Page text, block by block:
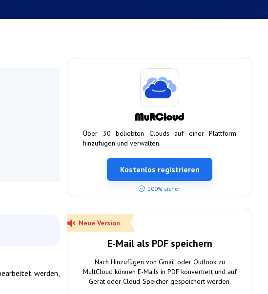
werden,
Über 30 beliebten Clouds auf einer Plattform
hinzufügen und verwalten.
Kostenlos registrieren
100% sicher
Neue Version
E-Mail als PDF speichern
Nach Hinzufügen von Gmail oder Outlook zu
MultCloud können E-Mails in PDF konvertiert und auf
Gerät oder Cloud-Speicher gespeichert werden.